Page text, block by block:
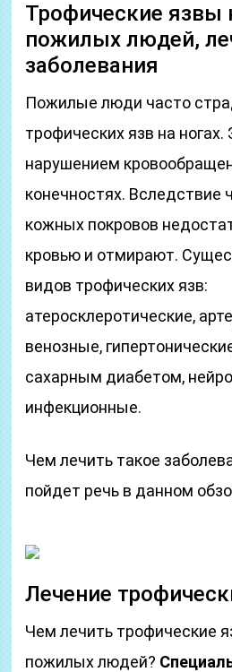
Трофические язвы
пожилых людей,
заболевания
Пожилые люди часто
трофических язв на ногах.
нарушением
конечностях. Вследствие
кожных покровов
кровью и отмирают.
видов трофических язв:
атеросклеротические,
венозные,
сахарным диабетом,
инфекционные.
Чем лечить такое
пойдет речь в данном
Лечение
Чем лечить трофические
пожилых людей?